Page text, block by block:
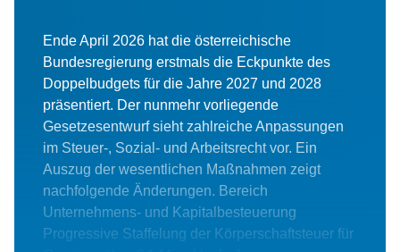
Ende April 2026 hat die österreichische
Bundesregierung erstmals die Eckpunkte des
Doppelbudgets für die Jahre 2027 und 2028
präsentiert. Der nunmehr vorliegende
Gesetzesentwurf sieht zahlreiche Anpassungen
im Steuer-, Sozial- und Arbeitsrecht vor. Ein
Auszug der wesentlichen Maßnahmen zeigt
nachfolgende Änderungen. Bereich
Unternehmens- und Kapitalbesteuerung
Progressive Staffelung der Körperschaftsteuer für